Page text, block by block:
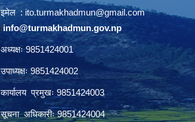
इमेल : ito.turmakhadmun@gmail.com
/info@turmakhadmun.gov.np
अध्यक्षः 9851424001
उपाध्यक्षः 9851424002
कार्यालय प्रमुखः 9851424003
सूचना अधिकारीः 9851424004